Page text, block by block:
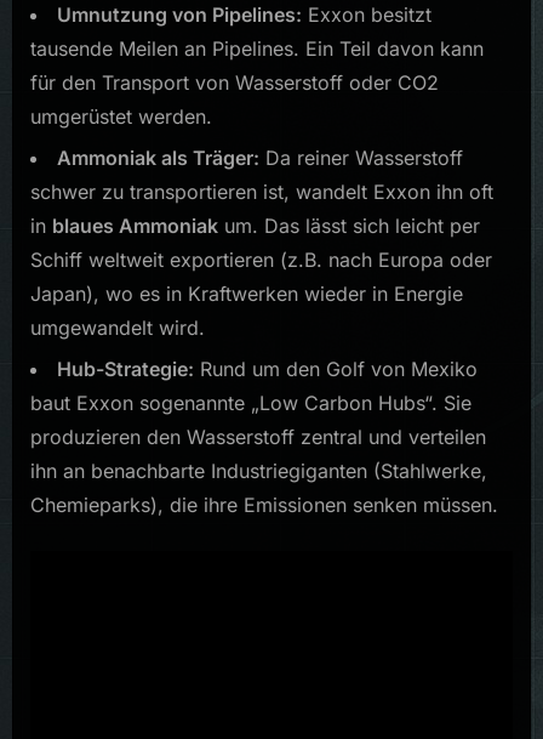
Umnutzung von Pipelines: Exxon besitzt
tausende Meilen an Pipelines. Ein Teil davon kann
für den Transport von Wasserstoff oder CO2
umgerüstet werden.
Ammoniak als Träger: Da reiner Wasserstoff
schwer zu transportieren ist, wandelt Exxon ihn oft
in blaues Ammoniak um. Das lässt sich leicht per
Schiff weltweit exportieren (z.B. nach Europa oder
Japan), wo es in Kraftwerken wieder in Energie
umgewandelt wird.
Hub-Strategie: Rund um den Golf von Mexiko
baut Exxon sogenannte „Low Carbon Hubs“. Sie
produzieren den Wasserstoff zentral und verteilen
ihn an benachbarte Industriegiganten (Stahlwerke,
Chemieparks), die ihre Emissionen senken müssen.